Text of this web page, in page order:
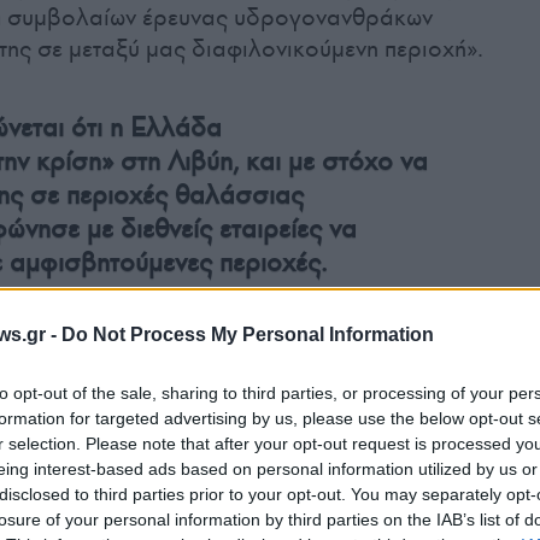
- Do Not Process My Personal Information
opt-out of the sale, sharing to third parties, or processing of your
for targeted advertising by us, please use the below opt-out
selection. Please note that after your opt-out request is processed
interest-based ads based on personal information utilized by us
to third parties prior to your opt-out. You may separately
of your personal information by third parties on the IAB’s list of
έρευνας υδρογονανθράκων
σε μεταξύ μας διαφιλονικούμενη περιοχή».
ότι η Ελλάδα
κρίση» στη Λιβύη, και με στόχο να
σε περιοχές θαλάσσιας
με διεθνείς εταιρείες να
αμφισβητούμενες περιοχές.
ΣΚΑΪ, οκυβερνητικός εκπρόσωπος
νότια της Κρήτης θα επεκταθεί προς τα
αυτή έγινε στο πλαίσιο του αρχικού